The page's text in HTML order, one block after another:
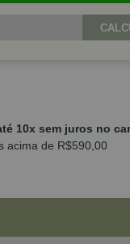
até 10x sem juros no
acima de R$590,00